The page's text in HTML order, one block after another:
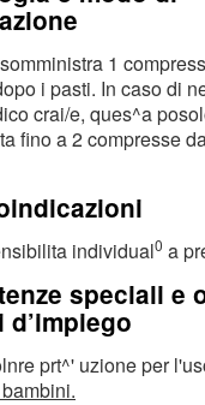
1
i pasti. In caso di
crai/e, ques^a
fino a 2 compresse
individual0 a
speciali e
prt^' uzione per